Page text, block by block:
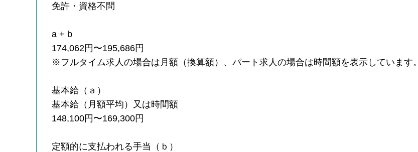
免許・資格不問
a + b
174,062円〜195,686円
※フルタイム求人の場合は月額（換算額）、パート求人の場合は時間額を表示しています。
基本給（ａ）
基本給（月額平均）又は時間額
148,100円〜169,300円
定額的に支払われる手当（ｂ）